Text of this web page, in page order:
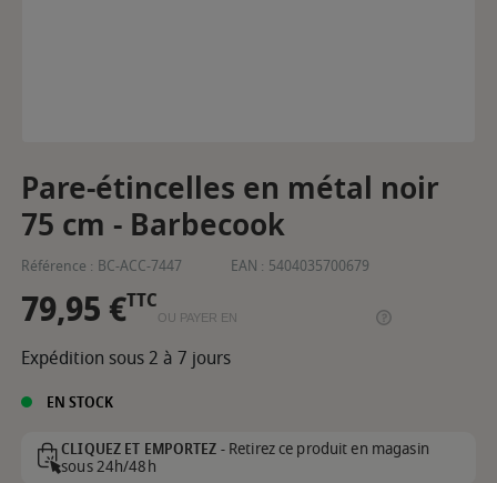
Pare-étincelles en métal noir
75 cm - Barbecook
Référence : BC-ACC-7447 EAN : 5404035700679
79,95 €TTC
OU PAYER EN
Expédition sous 2 à 7 jours
EN STOCK
CLIQUEZ ET EMPORTEZ -Retirez ce produit en magasin
sous 24h/48h